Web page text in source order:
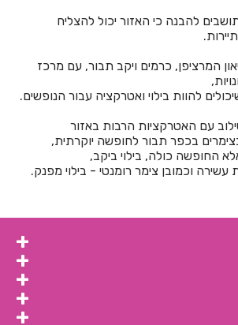
בבית ליד
בבית נחמיה
בבית עזרא
בבית עריף
בבית קמה
בבית שאן
בביתר עילית
בבני עטרות
בבנימינה
בבצרה
להבנה כי האזור יכול להצליח
המרציפן, כרמים ויקב תבור, עם מרכז
להוות בילוי ואטרקציה עבור הנופשים.
עם האטרקציות הרבות באזור
בכפר תבור לחופשה יוקרתית,
החופשה כולה, בילוי ביקב,
וכמובן צימר רומנטי - בילוי מפנק.